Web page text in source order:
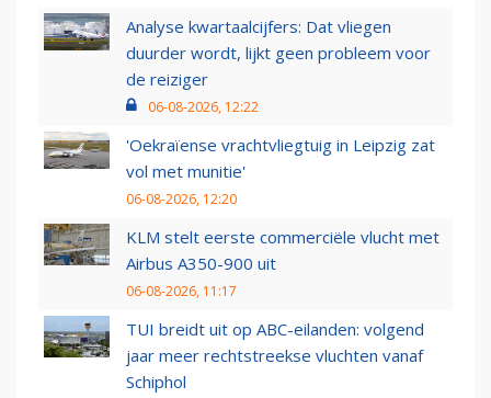
Analyse kwartaalcijfers: Dat vliegen
duurder wordt, lijkt geen probleem voor
de reiziger
06-08-2026, 12:22
'Oekraïense vrachtvliegtuig in Leipzig zat
vol met munitie'
06-08-2026, 12:20
KLM stelt eerste commerciële vlucht met
Airbus A350-900 uit
06-08-2026, 11:17
TUI breidt uit op ABC-eilanden: volgend
jaar meer rechtstreekse vluchten vanaf
Schiphol